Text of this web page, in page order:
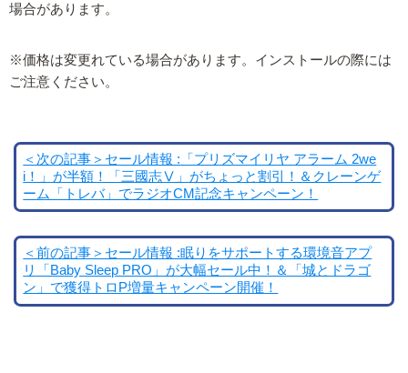
場合があります。
※価格は変更れている場合があります。インストールの際には
ご注意ください。
＜次の記事＞セール情報 :「プリズマイリヤ アラーム 2we
i！」が半額！「三國志Ⅴ」がちょっと割引！＆クレーンゲ
ーム「トレバ」でラジオCM記念キャンペーン！
＜前の記事＞セール情報 :眠りをサポートする環境音アプ
リ「Baby Sleep PRO」が大幅セール中！＆「城とドラゴ
ン」で獲得トロP増量キャンペーン開催！